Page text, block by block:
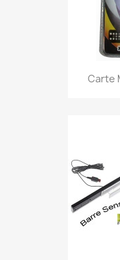
Carte